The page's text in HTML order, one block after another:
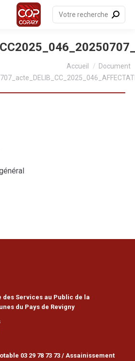
Recherche
:
Accueil
Document
Services au Public de la
du Pays de Revigny
03 29 78 73 73 / Assainissement